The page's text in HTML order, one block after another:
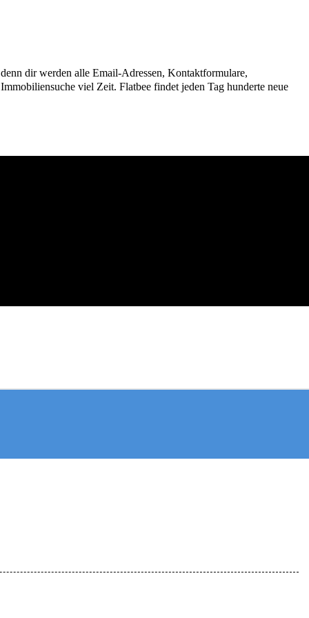
dir werden alle Email-Adressen, Kontaktformulare,
viel Zeit. Flatbee findet jeden Tag hunderte neue